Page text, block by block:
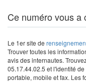
Ce numéro vous a
Le 1er site de
Trouver toutes les
avis des internautes.
05.17.44.02.5 et l'identité
portable, mobile et fax. Les